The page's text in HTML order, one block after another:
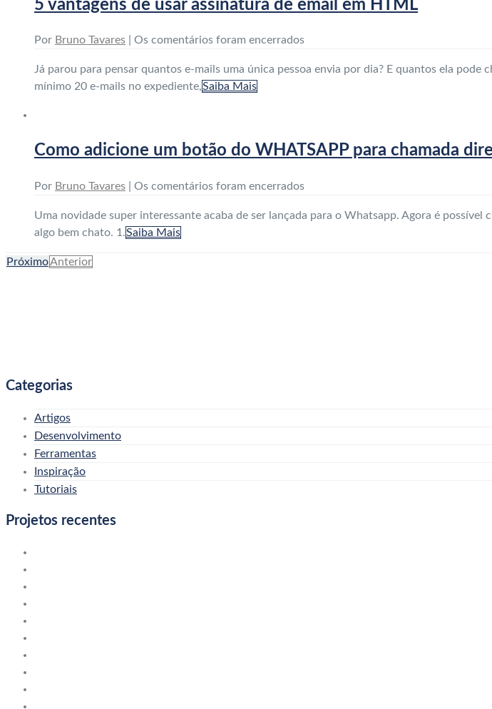
5 vantagens de usar assinatura de email em HTML
Por Bruno Tavares Os comentários foram encerrados
Já parou para pensar quantos e-mails uma única pessoa envia por dia? E quantos ela
mínimo 20 e-mails no expediente,Saiba Mais
Como adicione um botão do WHATSAPP para chamada
Por Bruno Tavares Os comentários foram encerrados
Uma novidade super interessante acaba de ser lançada para o Whatsapp. Agora é
algo bem chato. 1.Saiba Mais
PróximoAnterior
Categorias
Artigos
Desenvolvimento
Ferramentas
Inspiração
Tutoriais
Projetos recentes